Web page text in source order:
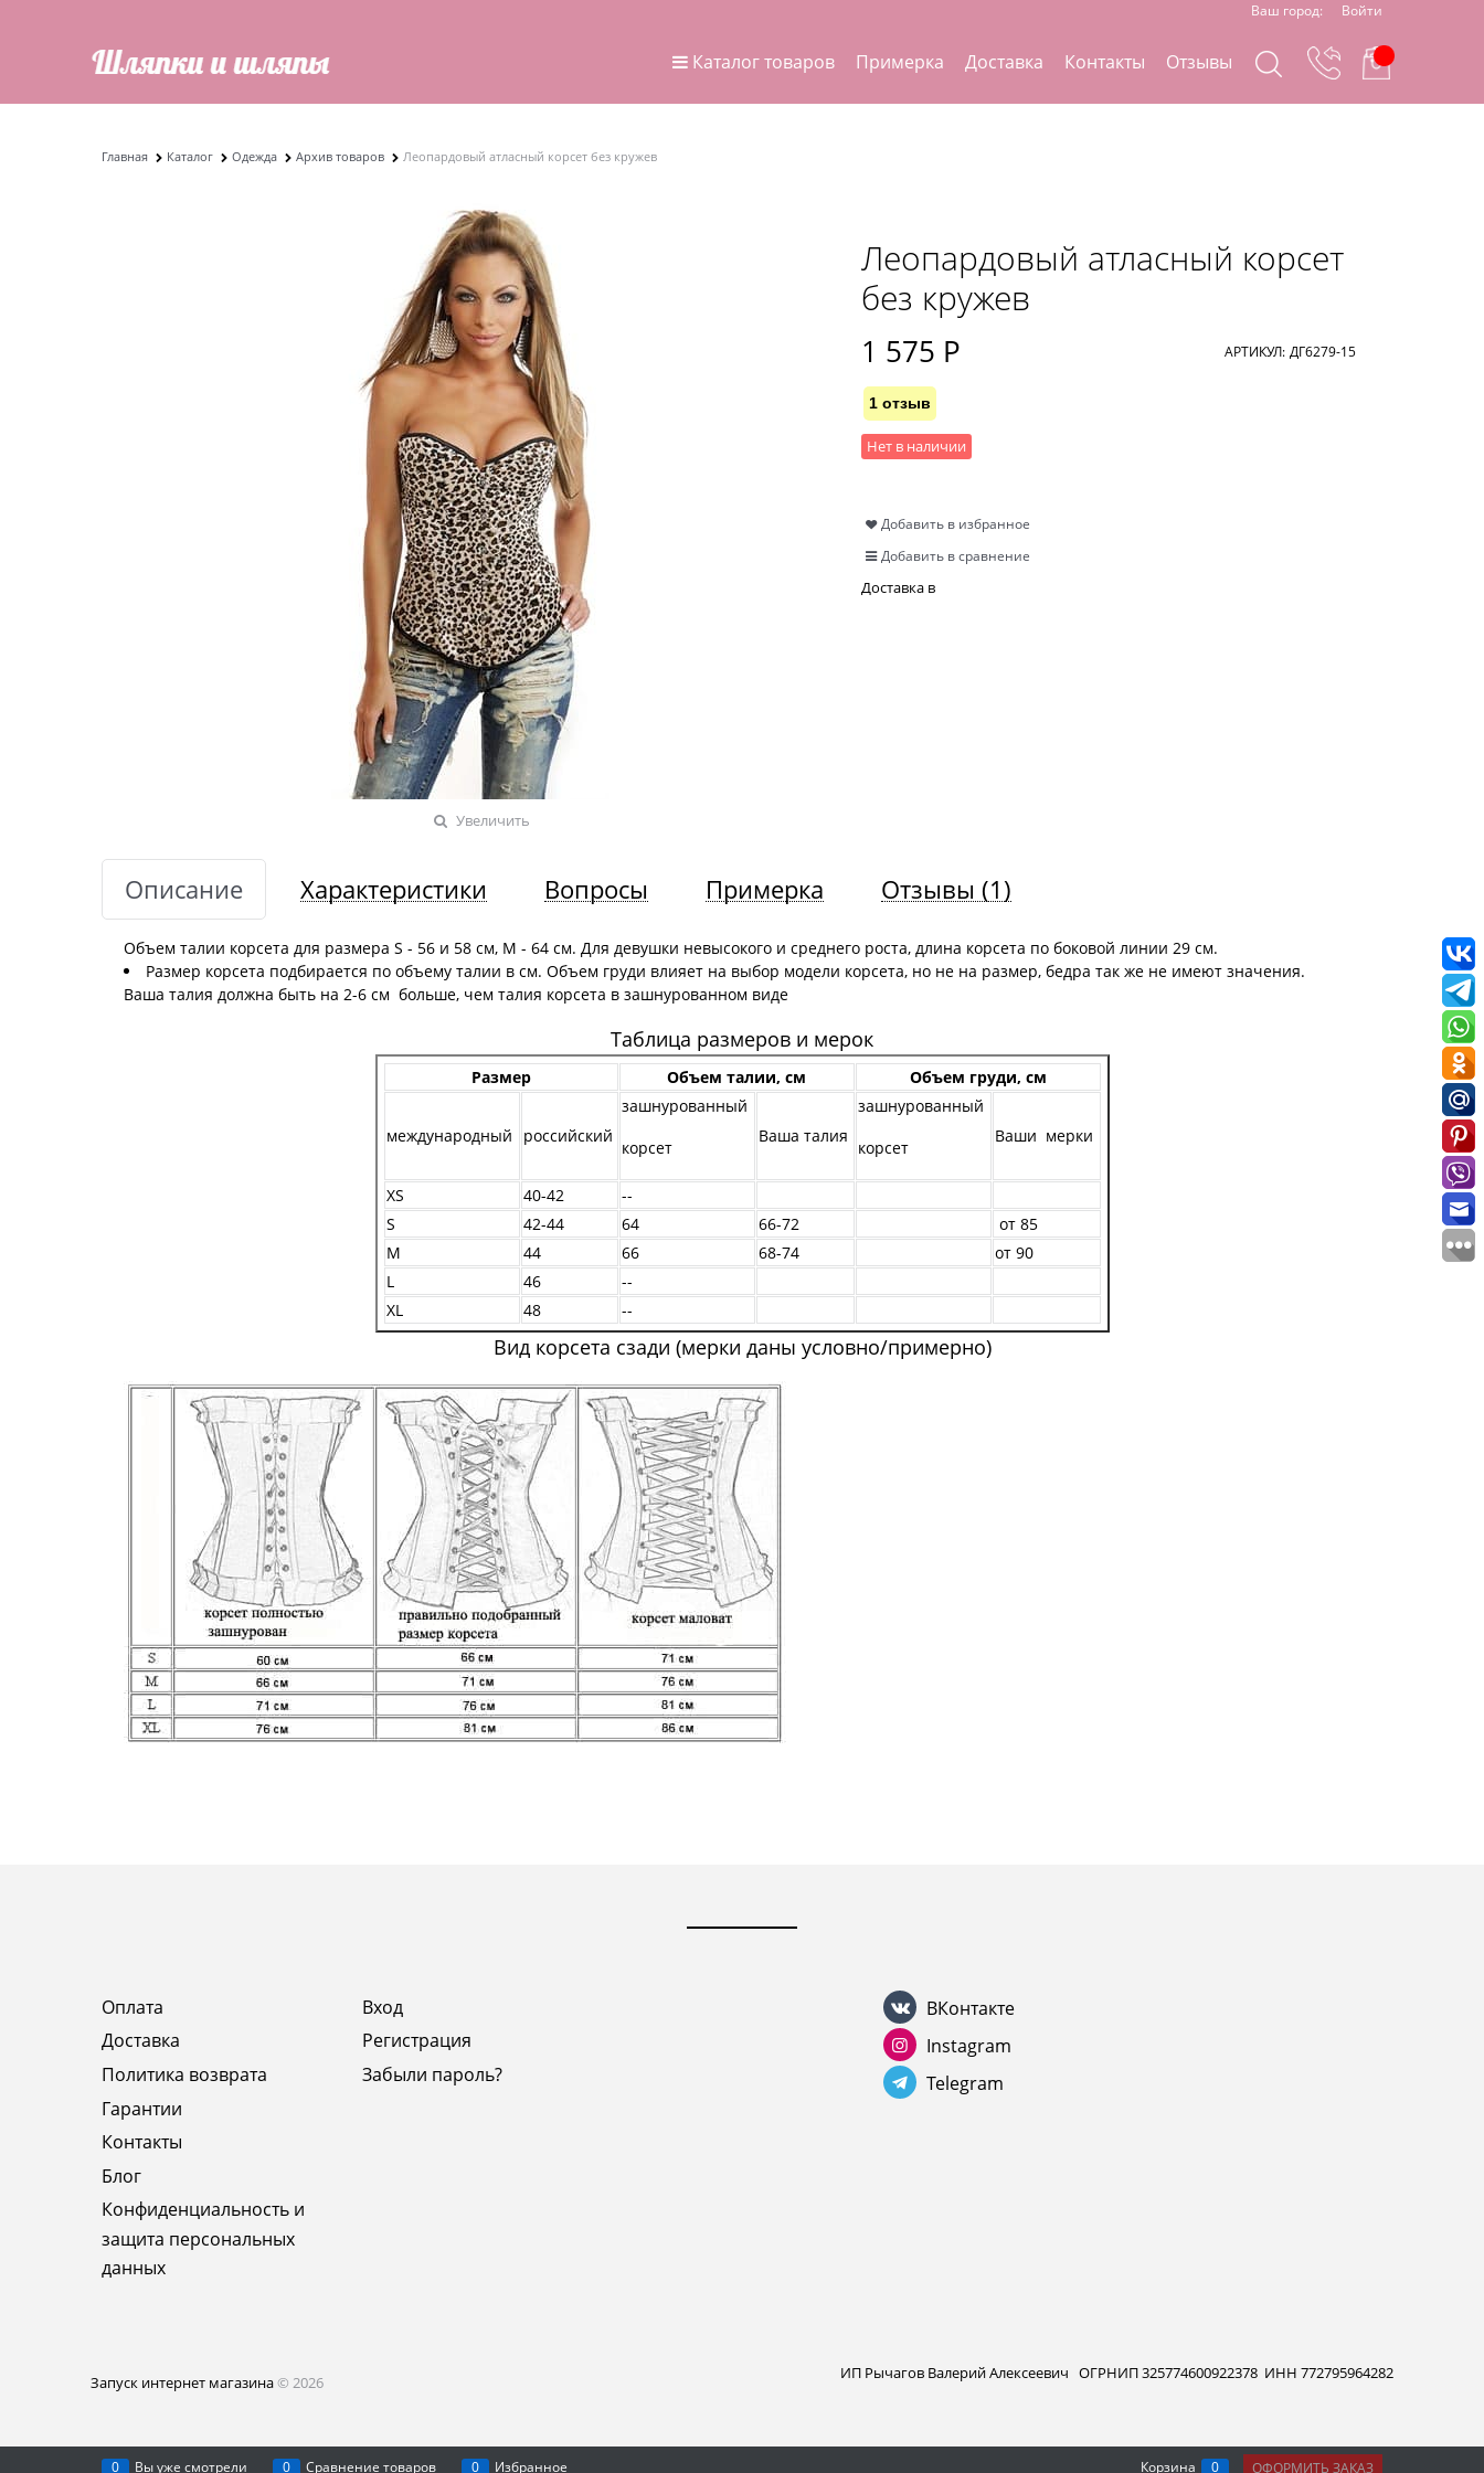
Ваш город: Войти
Каталог товаров Примерка Доставка Контакты Отзывы
Главная Каталог Одежда Архив товаров Леопардовый атласный корсет без кружев
Увеличить
Леопардовый атласный корсет
без кружев
1 575 Р АРТИКУЛ: ДГ6279-15
1 отзыв
Нет в наличии
Добавить в избранное
Добавить в сравнение
Доставка в
Описание Характеристики Вопросы Примерка Отзывы (1)
Объем талии корсета для размера S - 56 и 58 см, М - 64 см. Для девушки невысокого и среднего роста, длина корсета по боковой линии 29 см.
Размер корсета подбирается по объему талии в см. Объем груди влияет на выбор модели корсета, но не на размер, бедра так же не имеют значения.
Ваша талия должна быть на 2-6 см больше, чем талия корсета в зашнурованном виде
Таблица размеров и мерок
Размер Объем талии, см Объем груди, см
международный российский
зашнурованный
корсет
Ваша талия
зашнурованный
корсет
Ваши мерки
XS 40-42
--
S
42-44 64 66-72
от 85
M
44 66 68-74
от 90
L
46
--
XL
48 --
Вид корсета сзади (мерки даны условно/примерно)
Оплата
Доставка
Политика возврата
Гарантии
Контакты
Блог
Конфиденциальность и
защита персональных
данных
Вход
Регистрация
Забыли пароль?
ВКонтакте
Instagram
Telegram
Запуск интернет магазина© 2026 ИП Рычагов Валерий Алексеевич ОГРНИП 325774600922378 ИНН 772795964282
0 Вы уже смотрели 0 Сравнение товаров 0 Избранное Корзина 0 ОФОРМИТЬ ЗАКАЗ